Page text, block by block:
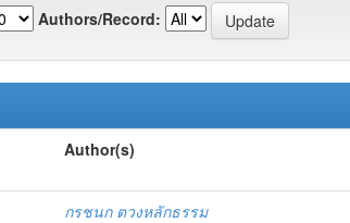
Authors/Record:
Author(s)
กรชนก ตวงหลักธรรม